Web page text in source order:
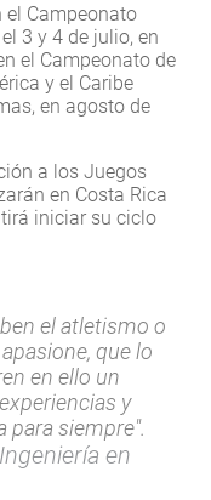
el Campeonato
3 y 4 de julio, en
el Campeonato de
y el Caribe
en agosto de
a los Juegos
en Costa Rica
iniciar su ciclo
el atletismo o
que lo
en ello un
y
para siempre".
en